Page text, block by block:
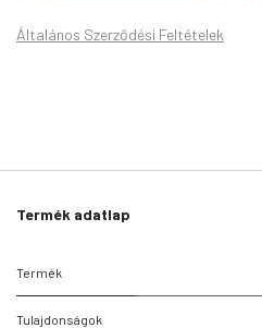
Általános Szerződési Feltételek
Termék adatlap
Termék
Tulajdonságok